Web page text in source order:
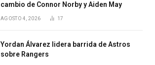
cambio de Connor Norby y Aiden May
AGOSTO 4, 2026 17
Yordan Álvarez lidera barrida de Astros
sobre Rangers